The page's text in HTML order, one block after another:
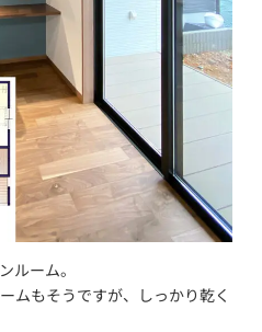
ルーム。
ムもそうですが、しっかり乾く